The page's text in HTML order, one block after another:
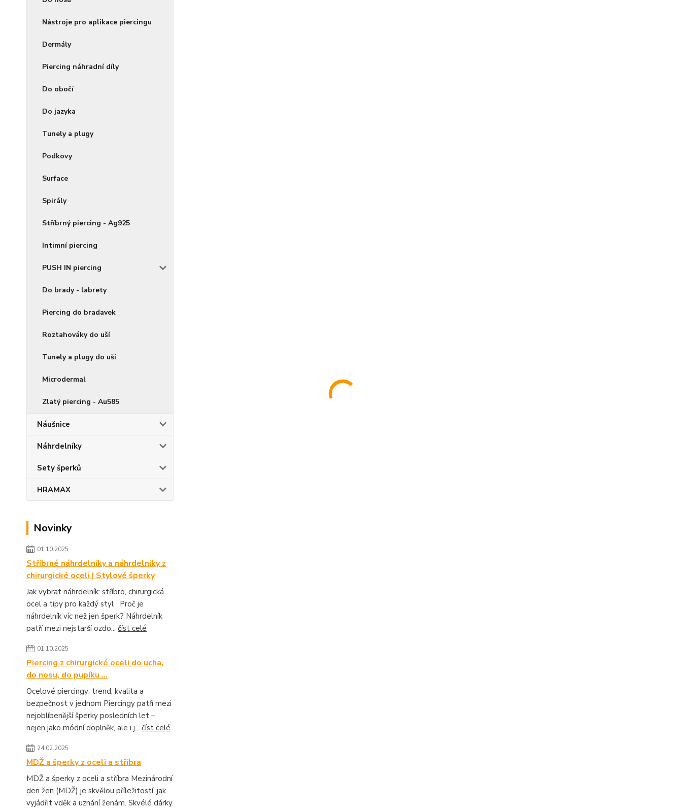
Nástroje pro aplikace piercingu
Dermály
Piercing náhradní díly
Do obočí
Do jazyka
Tunely a plugy
Podkovy
Surface
Spirály
Stříbrný piercing - Ag925
Intimní piercing
PUSH IN piercing
Do brady - labrety
Piercing do bradavek
Roztahováky do uší
Tunely a plugy do uší
Microdermal
Zlatý piercing - Au585
Náušnice
Náhrdelníky
Sety šperků
HRAMAX
Novinky
01.10.2025
Stříbrné náhrdelníky a náhrdelníky z
chirurgické oceli | Stylové šperky
Jak vybrat náhrdelník: stříbro, chirurgická
ocel a tipy pro každý styl Proč je
náhrdelník víc než jen šperk? Náhrdelník
patří mezi nejstarší ozdo... číst celé
01.10.2025
Piercing z chirurgické oceli do ucha,
do nosu, do pupíku ...
Ocelové piercingy: trend, kvalita a
bezpečnost v jednom Piercingy patří mezi
nejoblíbenější šperky posledních let –
nejen jako módní doplněk, ale i j... číst celé
24.02.2025
MDŽ a šperky z oceli a stříbra
MDŽ a šperky z oceli a stříbra Mezinárodní
den žen (MDŽ) je skvělou příležitostí, jak
vyjádřit vděk a uznání ženám. Skvélé dárky